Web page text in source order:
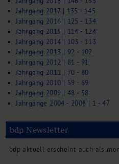
Jahrgang 2017 | 135 - 145
Jahrgang 2016 | 125 - 134
Jahrgang 2015 | 114 - 124
Jahrgang 2014 | 103 - 113
Jahrgang 2013 | 92 - 102
Jahrgang 2012 | 81 - 91
Jahrgang 2011 | 70 - 80
Jahrgang 2010 | 59 - 69
Jahrgang 2009 | 48 - 58
Jahrgänge 2004 - 2008 | 1 - 47
bdp Newsletter
bdp aktuell erscheint auch als